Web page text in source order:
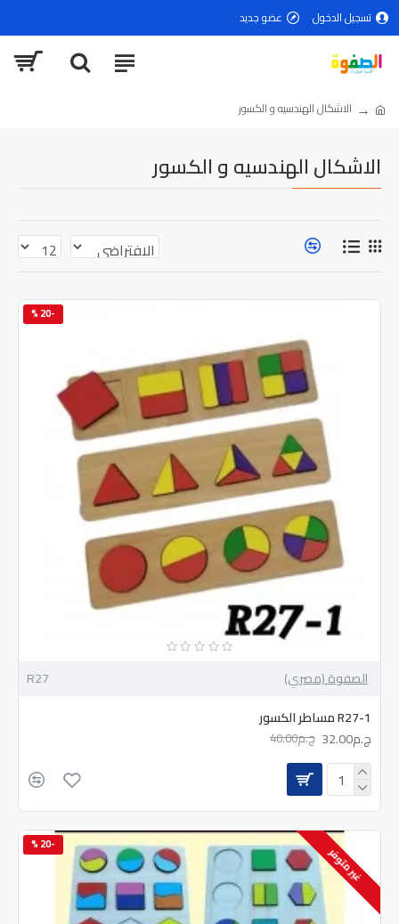
تسجيل الدخول عضو جديد
الاشكال الهندسيه و الكسور
الاشكال الهندسيه و الكسور
-20 %
الصفوة (مصري)
R27
R27-1 مساطر الكسور
ج.م32.00
ج.م40.00
-20 % غير متوفر